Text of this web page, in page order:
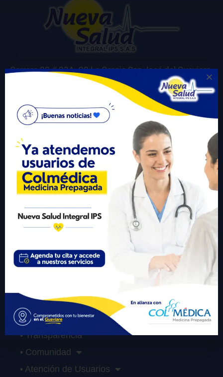
Carrera 20 # 23A -20 La Granja San José del Guaviare
Correo electrónico para notificaciones judiciales:
gerencia@nuevasaludips.com
+57 310 6246977
Visitante #
433167
• Inicio
• Servicios
• Participa
• Transparencia
• Comunidad
• Atención de Usuarios